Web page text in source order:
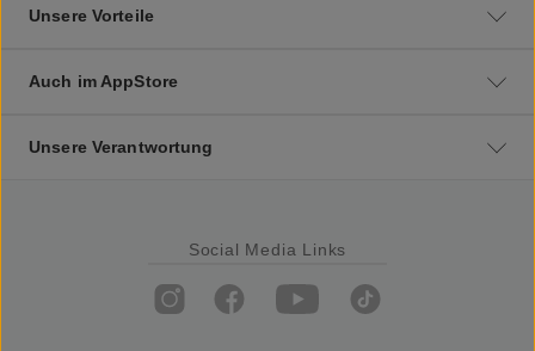
Unsere Vorteile
Auch im AppStore
Unsere Verantwortung
Social Media Links